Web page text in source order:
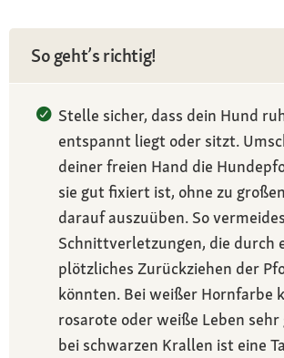
So geht’s richtig!
Stelle sicher, dass dein Hund
entspannt liegt oder sitzt.
deiner freien Hand die
sie gut fixiert ist, ohne zu
darauf auszuüben. So
Schnittverletzungen, die durch
plötzliches Zurückziehen der
könnten. Bei weißer Hornfarbe
rosarote oder weiße Leben sehr
bei schwarzen Krallen ist eine